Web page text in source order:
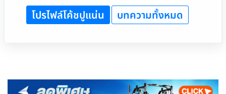
โปรไฟล์โค้ชปูแน่น บทความทั้งหมด